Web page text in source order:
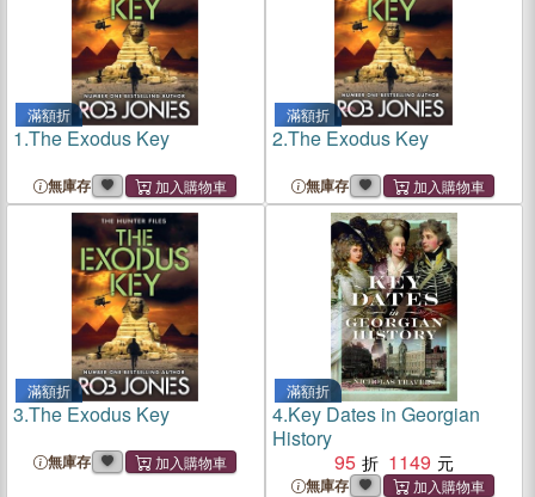
滿額折
1.The Exodus Key
無庫存
滿額折
2.The Exodus Key
無庫存
滿額折
3.The Exodus Key
無庫存
滿額折
4.Key Dates in Georgian
History
95
1149
無庫存